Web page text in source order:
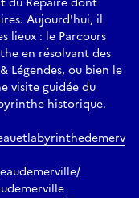
Aujourd'hui, il
lieux : le Parcours
en résolvant des
Légendes, ou bien le
visite guidée du
historique.